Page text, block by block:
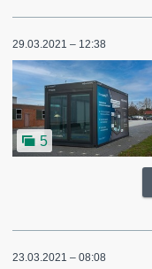
29.03.2021 – 12:38
5
23.03.2021 – 08:08